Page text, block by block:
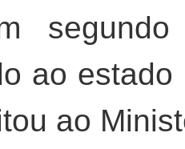
ao
ao